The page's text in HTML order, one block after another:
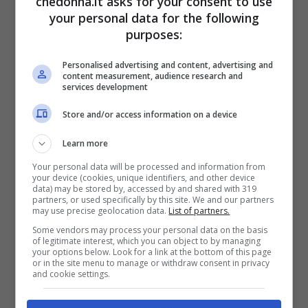
30 g di burro chiarificato
un cucchiaio di zucchero di canna
60 g di gherigli di noci tritati
un rametto di timo fresco
un pizzico di sale
una macinata generosa di pepe nero
Preparazione
Il tutto ha inizio con la tostatura dei
gherigli di noci in una padella antiaderente
a fuoco moderato per un paio di minuti,
muovendoli costantemente affinché
your personal data for the following
purposes:
Personalised advertising and content, advertising and
content measurement, audience research and
services development
Store and/or access information on a device
Learn more
Your personal data will be processed and information from
your device (cookies, unique identifiers, and other device
data) may be stored by, accessed by and shared with 319
partners, or used specifically by this site. We and our partners
may use precise geolocation data. List of partners.
Some vendors may process your personal data on the basis
of legitimate interest, which you can object to by managing
your options below. Look for a link at the bottom of this page
or in the site menu to manage or withdraw consent in privacy
and cookie settings.